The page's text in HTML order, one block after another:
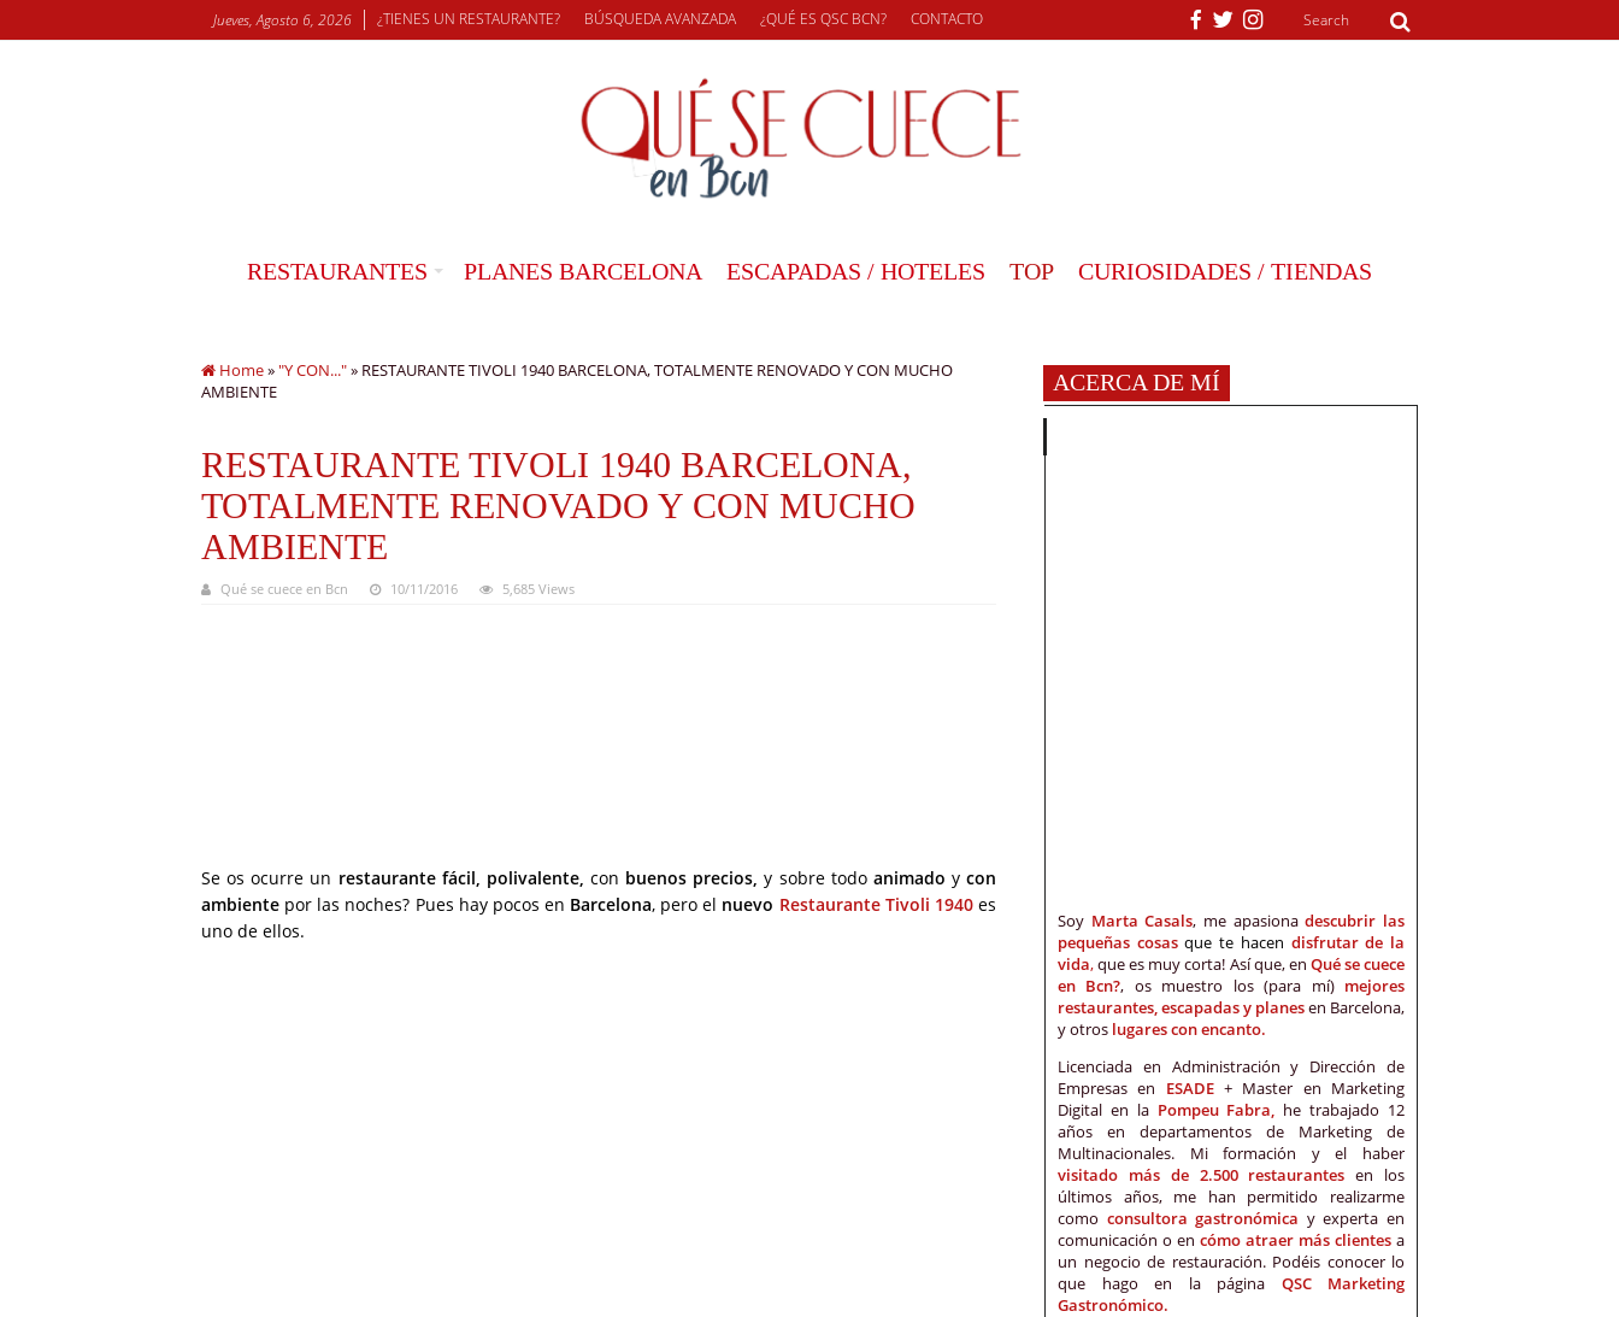
Jueves, Agosto 6, 2026 ¿TIENES UN RESTAURANTE? BÚSQUEDA AVANZADA ¿QUÉ ES QSC BCN? CONTACTO
RESTAURANTES PLANES BARCELONA ESCAPADAS / HOTELES TOP CURIOSIDADES / TIENDAS
Home»"Y CON..."» RESTAURANTE TIVOLI 1940 BARCELONA, TOTALMENTE RENOVADO Y CON MUCHO
AMBIENTE
RESTAURANTE TIVOLI 1940 BARCELONA,
TOTALMENTE RENOVADO Y CON MUCHO
AMBIENTE
Qué se cuece en Bcn 10/11/2016 5,685 Views
Se os ocurre un restaurante fácil, polivalente, con buenos precios, y sobre todoanimado ycon
ambiente por las noches? Pues hay pocos en Barcelona, pero el nuevo Restaurante Tivoli 1940es
uno de ellos.
ACERCA DE MÍ
Soy Marta Casals, me apasionadescubrir las
pequeñas cosasque te hacen disfrutar de la
vida,que es muy corta! Así que, en Qué se cuece
en Bcn?, os muestro los (para mí) mejores
restaurantes, escapadas y planesen Barcelona,
y otros lugares con encanto.
Licenciada en Administración y Dirección de
Empresas en ESADE+ Master en Marketing
Digital en la Pompeu Fabra, he trabajado 12
años en departamentos de Marketing de
Multinacionales. Mi formación y el haber
visitado más de 2.500 restaurantes en los
últimos años, me han permitido realizarme
como consultora gastronómica y experta en
comunicación o en cómo atraer más clientes a
un negocio de restauración. Podéis conocer lo
que hago en la página QSC Marketing
Gastronómico.